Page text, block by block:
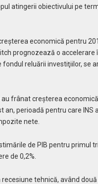
atingerii obiectivului pe
economică pentru
prognozează o accelerare
fondul reluării investiţiilor, se
frânat creşterea
an, perioadă pentru care INS
nete.
de PIB pentru primul
de 0,2%.
tehnică, având